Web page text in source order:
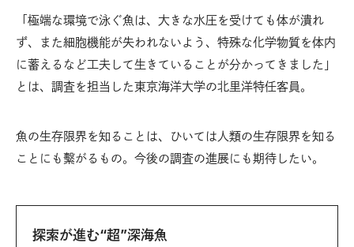
「極端な環境で泳ぐ魚は、大きな水圧を受けても体が潰れ
ず、また細胞機能が失われないよう、特殊な化学物質を体内
に蓄えるなど工夫して生きていることが分かってきました」
とは、調査を担当した東京海洋大学の北里洋特任客員。
魚の生存限界を知ることは、ひいては人類の生存限界を知る
ことにも繫がるもの。今後の調査の進展にも期待したい。
探索が進む“超”深海魚